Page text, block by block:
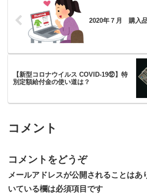
2020年７月 購入
【新型コロナウイルス COVID-19⑫】特
別定額給付金の使い道は？
コメント
コメントをどうぞ
メールアドレスが公開されることはあ
いている欄は必須項目です